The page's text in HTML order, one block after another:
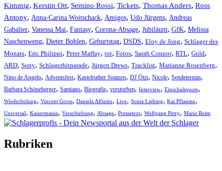
Kimmig, Kerstin Ott, Semino Rossi, Tickets, Thomas Anders, Ross
Antony, Anna-Carina Woitschack, Amigos, Udo Jürgens, Andreas
Gabalier, Vanessa Mai, Fantasy, Corona-Absage, Jubiläum, GfK, Melissa
Naschenweng, Dieter Bohlen, Geburtstag, DSDS, Eloy de Jong, Schlager des
Monats, Eric Philippi, Peter Maffay, tot, Fotos, Sarah Connor, RTL, Gold,
ARD, Sony, Schlagerhitparade, Jürgen Drews, Tracklist, Marianne Rosenberg,
Nino de Angelo, Adventsfest, Kastelruther Spatzen, DJ Ötzi, Nicole, Sendetermin,
Barbara Schöneberger, Santiano, Biografie, verstorben, Interview, Einschaltquote,
Wiederholung, Vincent Gross, Daniela Alfinito, Live, Sonia Liebing, Kai Pflaume,
Universal, Kaisermania, Verschiebung, Absage, Pressetext, Wolfgang Petry, Marie Reim
Rubriken